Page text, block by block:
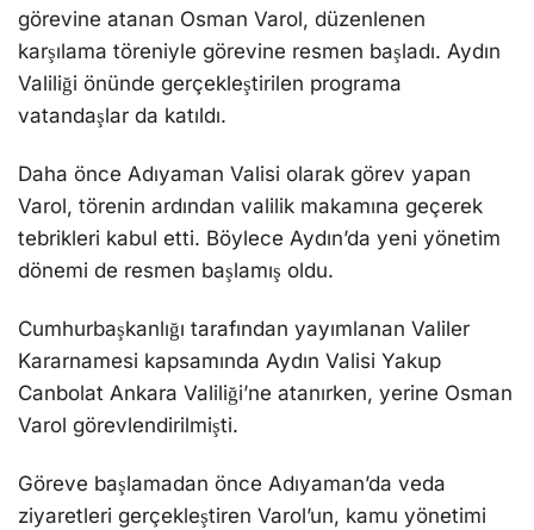
görevine atanan Osman Varol, düzenlenen
karşılama töreniyle görevine resmen başladı. Aydın
Valiliği önünde gerçekleştirilen programa
vatandaşlar da katıldı.
Daha önce Adıyaman Valisi olarak görev yapan
Varol, törenin ardından valilik makamına geçerek
tebrikleri kabul etti. Böylece Aydın’da yeni yönetim
dönemi de resmen başlamış oldu.
Cumhurbaşkanlığı tarafından yayımlanan Valiler
Kararnamesi kapsamında Aydın Valisi Yakup
Canbolat Ankara Valiliği’ne atanırken, yerine Osman
Varol görevlendirilmişti.
Göreve başlamadan önce Adıyaman’da veda
ziyaretleri gerçekleştiren Varol’un, kamu yönetimi